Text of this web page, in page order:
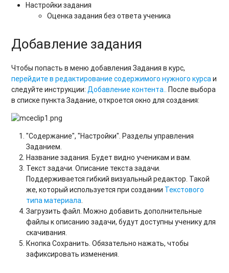
Настройки задания
Оценка задания без ответа ученика
Добавление задания
Чтобы попасть в меню добавления Задания в курс,
перейдите в редактирование содержимого нужного курсаи
следуйте инструкции:Добавление контента.. После выбора
в списке пункта Задание, откроется окно для создания:
"Содержание", "Настройки". Разделы управления
Заданием.
Название задания. Будет видно ученикам и вам.
Текст задачи. Описание текста задачи.
Поддерживается гибкий визуальный редактор. Такой
же, который используется при создании Текстового
типа материала.
Загрузить файл. Можно добавить дополнительные
файлы к описанию задачи, будут доступны ученику для
скачивания.
Кнопка Сохранить. Обязательно нажать, чтобы
зафиксировать изменения.